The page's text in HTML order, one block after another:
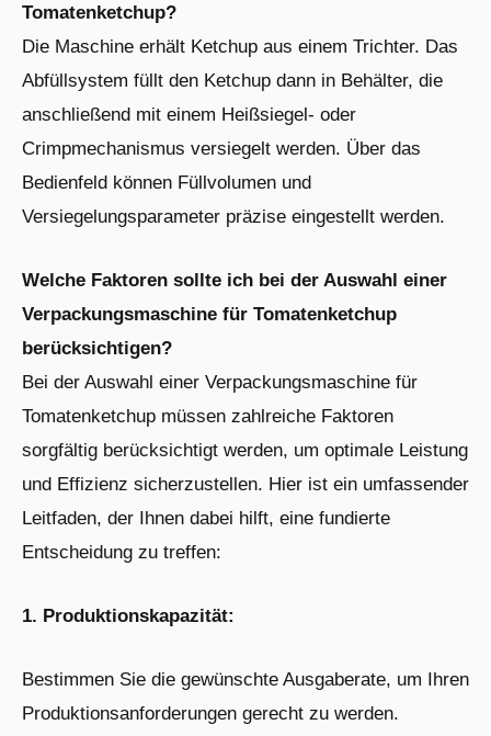
Tomatenketchup?
Die Maschine erhält Ketchup aus einem Trichter. Das
Abfüllsystem füllt den Ketchup dann in Behälter, die
anschließend mit einem Heißsiegel- oder
Crimpmechanismus versiegelt werden. Über das
Bedienfeld können Füllvolumen und
Versiegelungsparameter präzise eingestellt werden.
Welche Faktoren sollte ich bei der Auswahl einer
Verpackungsmaschine für Tomatenketchup
berücksichtigen?
Bei der Auswahl einer Verpackungsmaschine für
Tomatenketchup müssen zahlreiche Faktoren
sorgfältig berücksichtigt werden, um optimale Leistung
und Effizienz sicherzustellen. Hier ist ein umfassender
Leitfaden, der Ihnen dabei hilft, eine fundierte
Entscheidung zu treffen:
1. Produktionskapazität:
Bestimmen Sie die gewünschte Ausgaberate, um Ihren
Produktionsanforderungen gerecht zu werden.